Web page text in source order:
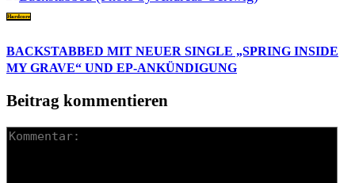
Hardcore
BACKSTABBED MIT NEUER SINGLE „SPRING INSIDE
MY GRAVE“ UND EP-ANKÜNDIGUNG
Beitrag kommentieren